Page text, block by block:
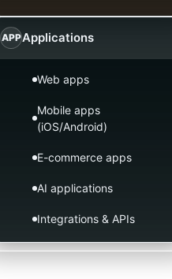
APPApplications
Web apps
Mobile apps
(iOS/Android)
E-commerce apps
AI applications
Integrations & APIs